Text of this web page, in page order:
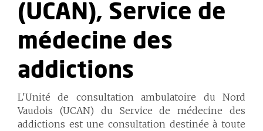
(UCAN), Service de
médecine des
addictions
L'Unité de consultation ambulatoire du Nord
Vaudois (UCAN) du Service de médecine des
addictions est une consultation destinée à toute